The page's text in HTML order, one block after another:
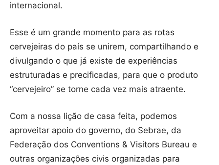
internacional.
Esse é um grande momento para as rotas
cervejeiras do país se unirem, compartilhando e
divulgando o que já existe de experiências
estruturadas e precificadas, para que o produto
“cervejeiro” se torne cada vez mais atraente.
Com a nossa lição de casa feita, podemos
aproveitar apoio do governo, do Sebrae, da
Federação dos Conventions & Visitors Bureau e
outras organizações civis organizadas para